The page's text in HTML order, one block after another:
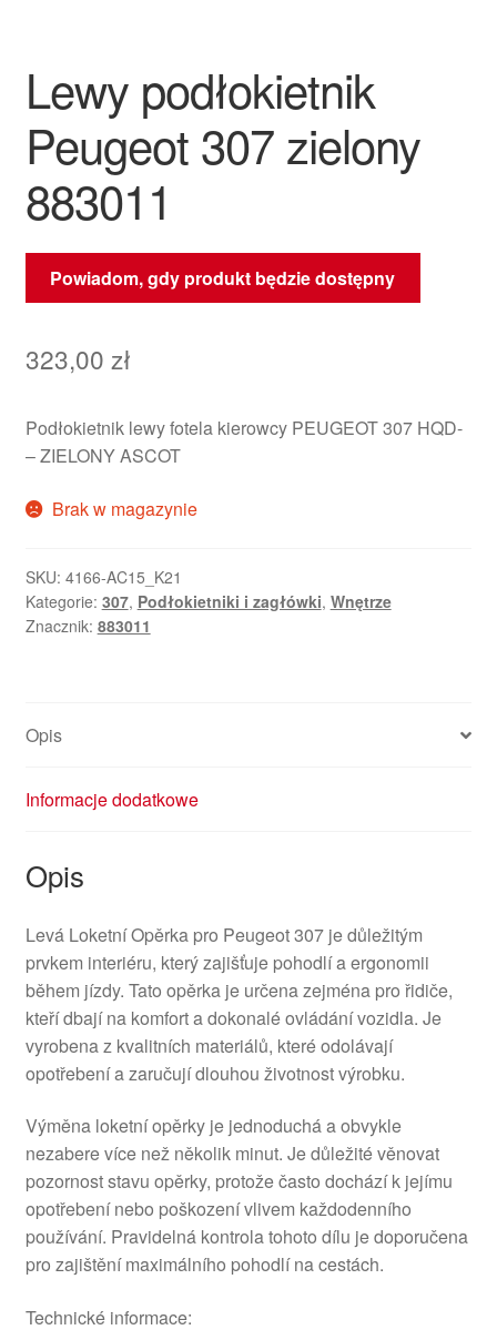
Zamówienia
Zasady i warunki
Lewy podłokietnik
Peugeot 307 zielony
883011
Powiadom, gdy produkt będzie dostępny
323,00 zł
Podłokietnik lewy fotela kierowcy PEUGEOT 307 HQD-
– ZIELONY ASCOT
Brak w magazynie
SKU: 4166-AC15_K21
Kategorie: 307, Podłokietniki i zagłówki, Wnętrze
Znacznik: 883011
Opis
Informacje dodatkowe
Opis
Levá Loketní Opěrka pro Peugeot 307 je důležitým
prvkem interiéru, který zajišťuje pohodlí a ergonomii
během jízdy. Tato opěrka je určena zejména pro řidiče,
kteří dbají na komfort a dokonalé ovládání vozidla. Je
vyrobena z kvalitních materiálů, které odolávají
opotřebení a zaručují dlouhou životnost výrobku.
Výměna loketní opěrky je jednoduchá a obvykle
nezabere více než několik minut. Je důležité věnovat
pozornost stavu opěrky, protože často dochází k jejímu
opotřebení nebo poškození vlivem každodenního
používání. Pravidelná kontrola tohoto dílu je doporučena
pro zajištění maximálního pohodlí na cestách.
Technické informace: